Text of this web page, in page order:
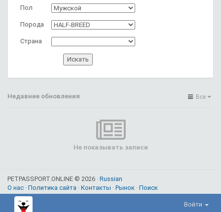
Войти
Пол
Порода
Страна
Недавние обновления Все
Не показывать записи
PETPASSPORT.ONLINE © 2026 · Russian
О нас · Политика сайта · Контакты · Рынок · Поиск